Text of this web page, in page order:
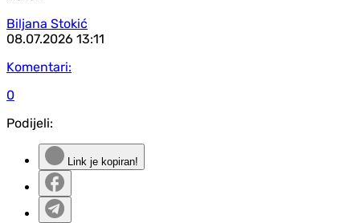
Biljana Stokić
08.07.2026 13:11
Komentari:
0
Podijeli:
Link je kopiran!